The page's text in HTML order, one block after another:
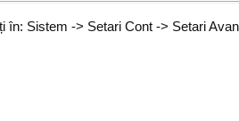
Sistem -> Setari Cont -> Setari